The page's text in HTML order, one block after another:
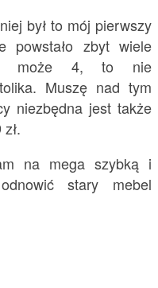
był to mój pierwszy
zbyt wiele
– może 4, to nie
Muszę nad tym
niezbędna jest także
na mega szybką i
stary mebel